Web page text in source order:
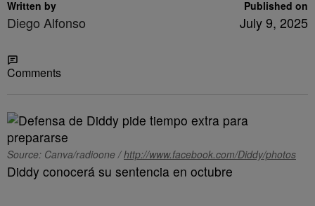
Written by
Diego Alfonso
Published on
July 9, 2025
Comments
Source: Canva/radioone /http://www.facebook.com/Diddy/photos
Diddy conocerá su sentencia en octubre